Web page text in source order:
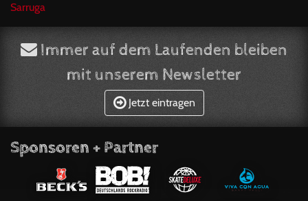
Sarruga
Immer auf dem Laufenden bleiben
mit unserem Newsletter
Jetzt eintragen
Sponsoren + Partner